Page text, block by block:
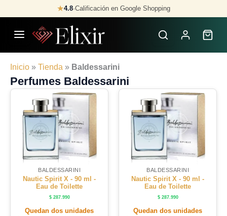
to
content
★4.8·Calificación en Google Shopping
Inicio » Tienda » Baldessarini
Perfumes Baldessarini
BALDESSARINI
Nautic Spirit X - 90 ml -
Eau de Toilette
$287.990
Quedan dos unidades
BALDESSARINI
Nautic Spirit X - 90 ml -
Eau de Toilette
$287.990
Quedan dos unidades